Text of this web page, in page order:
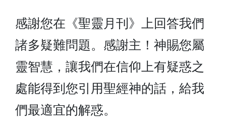
感謝您在《聖靈月刊》上回答我們
諸多疑難問題。感謝主！神賜您屬
靈智慧，讓我們在信仰上有疑惑之
處能得到您引用聖經神的話，給我
們最適宜的解惑。